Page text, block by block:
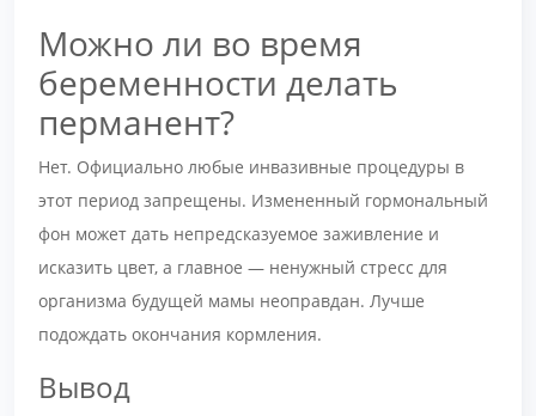
Можно ли во время
беременности делать
перманент?
Нет. Официально любые инвазивные процедуры в
этот период запрещены. Измененный гормональный
фон может дать непредсказуемое заживление и
исказить цвет, а главное — ненужный стресс для
организма будущей мамы неоправдан. Лучше
подождать окончания кормления.
Вывод